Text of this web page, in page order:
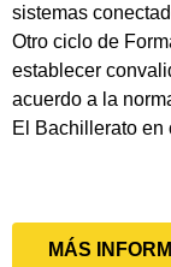
sistemas
Otro ciclo de
establecer
acuerdo a la
El Bachillerato
MÁS